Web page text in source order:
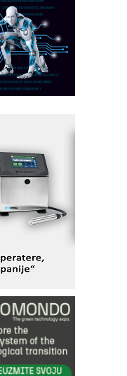
MINI-
metrologije
PANEL-OM
prototipova
za
u